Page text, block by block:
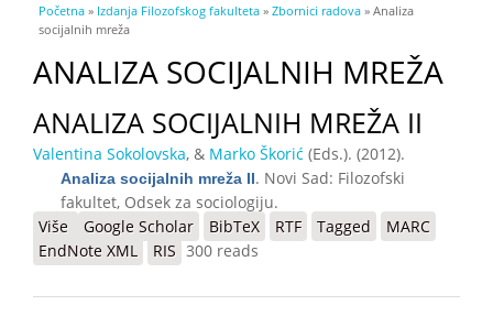
You are here
Početna » Izdanja Filozofskog fakulteta » Zbornici radova » Analiza
socijalnih mreža
ANALIZA SOCIJALNIH MREŽA
ANALIZA SOCIJALNIH MREŽA II
Valentina Sokolovska, & Marko Škorić (Eds.). (2012).
Analiza socijalnih mreža II. Novi Sad: Filozofski
fakultet, Odsek za sociologiju.
Više o Analiza socijalnih mreža II
Google Scholar BibTeX RTF Tagged
MARC
EndNote XML
RIS 300 reads